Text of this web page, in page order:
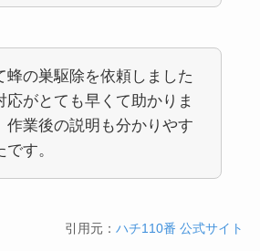
蜂の巣駆除を依頼しました
応がとても早くて助かりま
作業後の説明も分かりやす
す。
引用元：ハチ110番 公式サイト